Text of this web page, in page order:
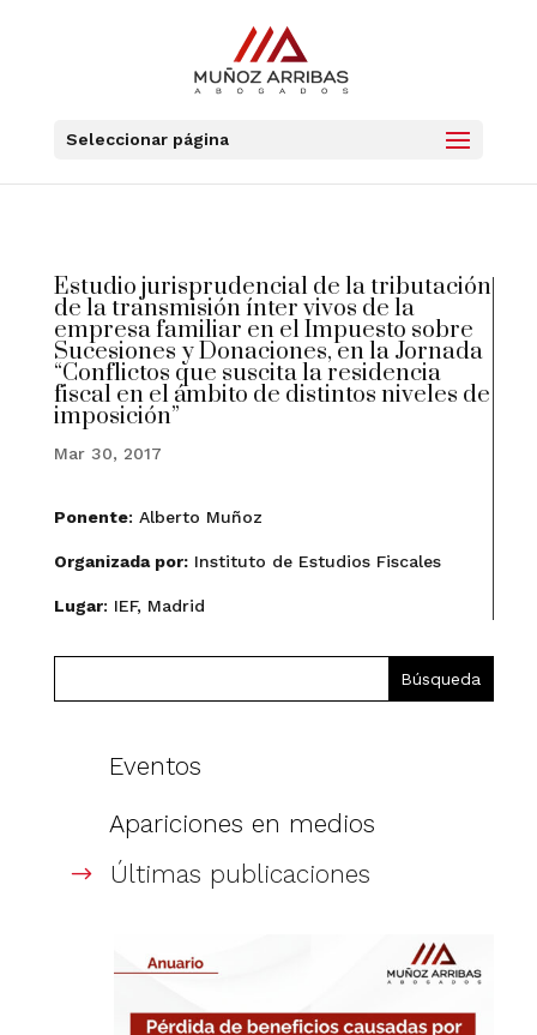
Seleccionar página
Estudio jurisprudencial de la tributación
de la transmisión ínter vivos de la
empresa familiar en el Impuesto sobre
Sucesiones y Donaciones, en la Jornada
“Conflictos que suscita la residencia
fiscal en el ámbito de distintos niveles de
imposición”
Mar 30, 2017
Ponente: Alberto Muñoz
Organizada por:Instituto de Estudios Fiscales
Lugar: IEF, Madrid
Eventos
Apariciones en medios
$ Últimas publicaciones